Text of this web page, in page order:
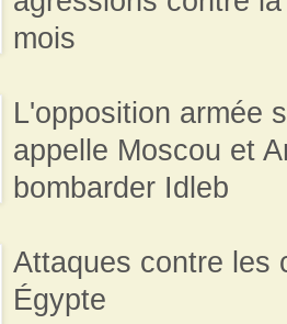
mois
L'opposition armée
appelle Moscou et
bombarder Idleb
Attaques contre les
Égypte